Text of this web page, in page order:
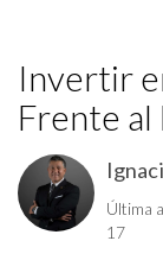
Invertir
Frente al
Última
17